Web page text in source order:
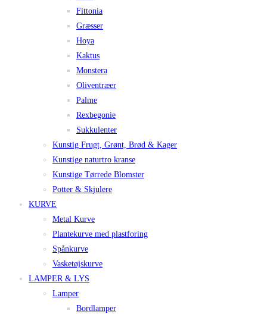
Fittonia
Græsser
Hoya
Kaktus
Monstera
Oliventræer
Palme
Rexbegonie
Sukkulenter
Kunstig Frugt, Grønt, Brød & Kager
Kunstige naturtro kranse
Kunstige Tørrede Blomster
Potter & Skjulere
KURVE
Metal Kurve
Plantekurve med plastforing
Spånkurve
Vasketøjskurve
LAMPER & LYS
Lamper
Bordlamper